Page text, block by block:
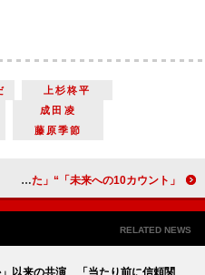
上杉柊平
成田凌
藤原季節
「未来への10カウント」“祥吾”木村拓哉の“ループスパーリング”に反響 「見入ってしまった」「みんなカッコ良かった」
RELATED NEWS
以来の共演 「当たり前に信頼関